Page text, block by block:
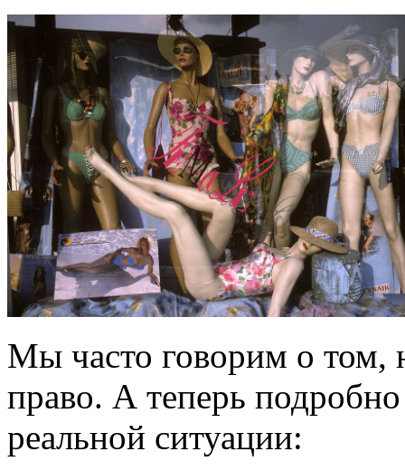
Мы часто говорим о том,
право. А теперь подробно
реальной ситуации: